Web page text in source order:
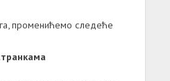
променићемо следеће